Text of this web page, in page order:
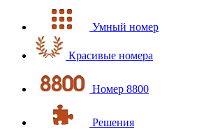
Умный номер
Красивые номера
Номер 8800
Решения